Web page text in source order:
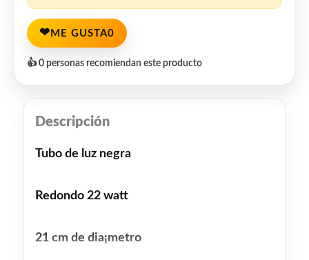
❤ ME GUSTA0
👍 0 personas recomiendan este producto
Descripción
Tubo de luz negra
Redondo 22 watt
21 cm de dia¡metro